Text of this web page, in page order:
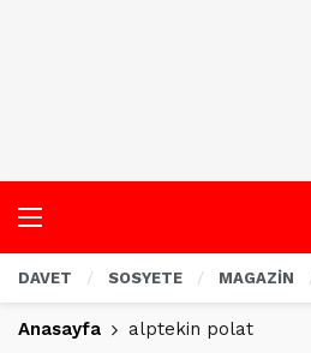
DAVET SOSYETE MAGAZİN
Anasayfa alptekin polat